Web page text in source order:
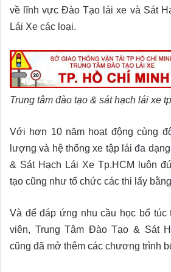
về lĩnh vực Đào Tạo lái xe và Sát
Lái Xe các loại.
Trung tâm đào tạo & sát hạch lái xe
Với hơn 10 năm hoạt động cùng
lượng và hệ thống xe tập lái đa
& Sát Hạch Lái Xe Tp.HCM luôn
tạo cũng như tổ chức các thi lấy
Và để đáp ứng nhu cầu học bổ túc
viên, Trung Tâm Đào Tạo & Sát
cũng đã mở thêm các chương trình